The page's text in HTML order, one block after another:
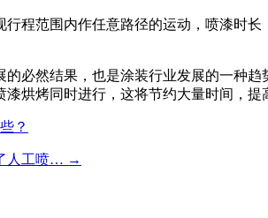
程范围内作任意路径的运动，喷漆时
必然结果，也是涂装行业发展的一种
烘烤同时进行，这将节约大量时间，提
？
人工喷… →